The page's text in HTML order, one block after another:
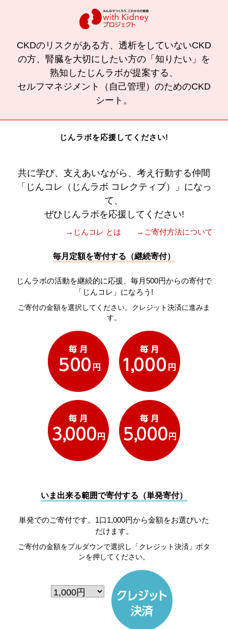
CKDのリスクがある方、透析をしていないCKD
の方、腎臓を大切にしたい方の「知りたい」を
熟知したじんラボが提案する、
セルフマネジメント（自己管理）のためのCKD
シート。
じんラボを応援してください!
共に学び、支えあいながら、考え行動する仲間
「じんコレ（じんラボ コレクティブ）」になっ
て、
ぜひじんラボを応援してください!
→じんコレ とは →ご寄付方法について
毎月定額を寄付する（継続寄付）
じんラボの活動を継続的に応援、毎月500円からの寄付で
「じんコレ」になろう!
ご寄付の金額を選択してください。クレジット決済に進みま
す。
いま出来る範囲で寄付する（単発寄付）
単発でのご寄付です。1口1,000円から金額をお選びいた
だけます。
ご寄付の金額をプルダウンで選択し「クレジット決済」ボタ
ンを押してください。